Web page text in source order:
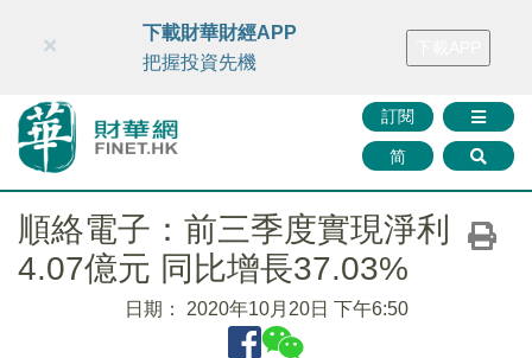
財華智庫網 FINTV FINMETA 財華證券 媒體矩陣
訂閱
简
×
下載財華財經APP
把握投資先機
順絡電子：前三季度實現淨利
4.07億元 同比增長37.03%
日期： 2020年10月20日 下午6:50